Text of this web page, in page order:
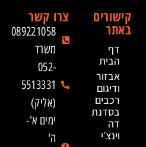
קישורים
באתר
דף
הבית
אבזור
ודיגום
רכבים
בסדנת
דה
וינצ׳י
צרו קשר
089221058
משרד
052-
5513331
(אליק)
ימים א'-
ה'